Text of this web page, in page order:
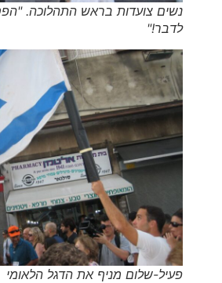
נשים צועדות בראש התהלוכה.
לדבר!"
פעיל-שלום מניף את הדגל הלאומי